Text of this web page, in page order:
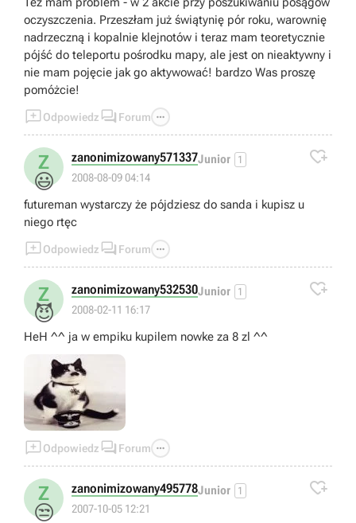
oczyszczenia. Przeszłam już świątynię pór roku, warownię
nadrzeczną i kopalnie klejnotów i teraz mam teoretycznie
pójść do teleportu pośrodku mapy, ale jest on nieaktywny i
nie mam pojęcie jak go aktywować! bardzo Was proszę
pomóżcie!
Odpowiedz  Forum 
Z
😃
zanonimizowany571337Junior 1
2008-08-09 04:14

futureman wystarczy że pójdziesz do sanda i kupisz u
niego rtęc
Odpowiedz  Forum 
Z
😈
zanonimizowany532530Junior 1
2008-02-11 16:17

HeH ^^ ja w empiku kupilem nowke za 8 zl ^^
Odpowiedz  Forum 
Z
😒
zanonimizowany495778Junior 1
2007-10-05 12:21
